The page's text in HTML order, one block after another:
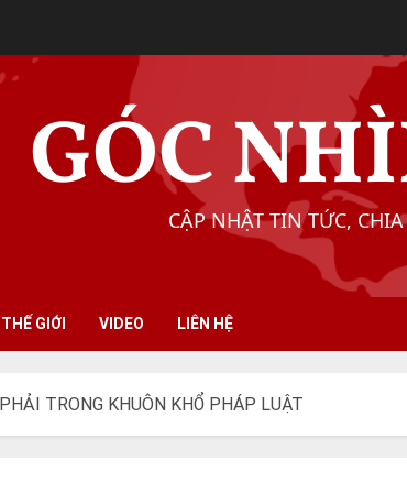
GÓCCẬP NHẬT TIN TỨC,
THẾ GIỚI VIDEO LIÊN HỆ
TRONG KHUÔN KHỔ PHÁP LUẬT